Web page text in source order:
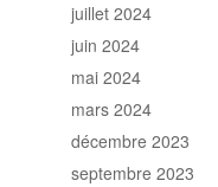
juillet 2024
juin 2024
mai 2024
mars 2024
décembre 2023
septembre 2023